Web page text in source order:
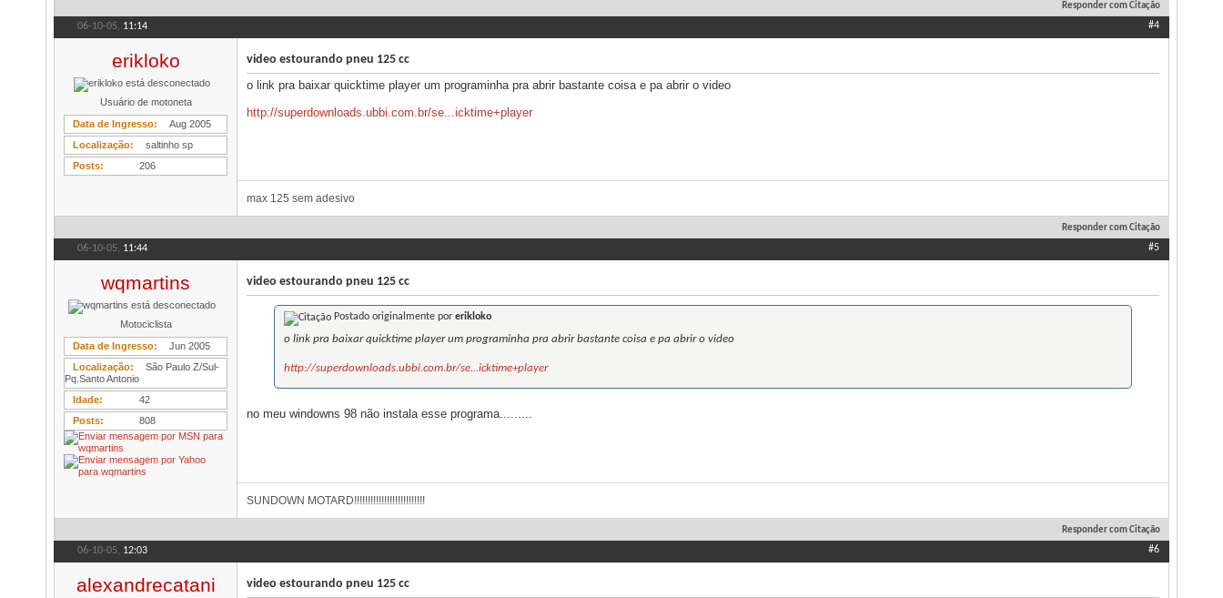
Responder com Citação
06-10-05, 11:14 #4
erikloko
Usuário de motoneta
Data de Ingresso
Aug 2005
Localização
saltinho sp
Posts
206
video estourando pneu 125 cc
o link pra baixar quicktime player um programinha pra abrir bastante coisa e pa abrir o video
http://superdownloads.ubbi.com.br/se...icktime+player
max 125 sem adesivo
Responder com Citação
06-10-05, 11:44 #5
wqmartins
Motociclista
Data de Ingresso
Jun 2005
Localização
São Paulo Z/Sul-
Pq.Santo Antonio
Idade
42
Posts
808
video estourando pneu 125 cc
Postado originalmente por erikloko
o link pra baixar quicktime player um programinha pra abrir bastante coisa e pa abrir o video
http://superdownloads.ubbi.com.br/se...icktime+player
no meu windowns 98 não instala esse programa.........
SUNDOWN MOTARD!!!!!!!!!!!!!!!!!!!!!!!!!!
Responder com Citação
06-10-05, 12:03 #6
alexandrecatani
video estourando pneu 125 cc